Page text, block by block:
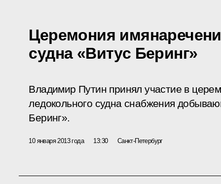
Церемония
судна «Витус Беринг»
Владимир Путин принял участие в
ледокольного судна снабжения
Беринг».
10 января 2013 года 13:30 Санкт-Петербург